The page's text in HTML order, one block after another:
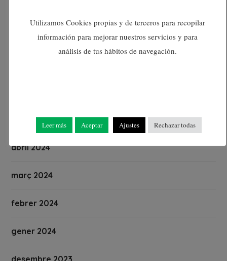
agost 2024
maig 2024
abril 2024
març 2024
febrer 2024
gener 2024
desembre 2023
Utilizamos Cookies propias y de terceros para recopilar
información para mejorar nuestros servicios y para
análisis de tus hábitos de navegación.
Leer más Aceptar Ajustes Rechazar todas